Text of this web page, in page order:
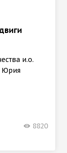
и.о.
Юрия
8820